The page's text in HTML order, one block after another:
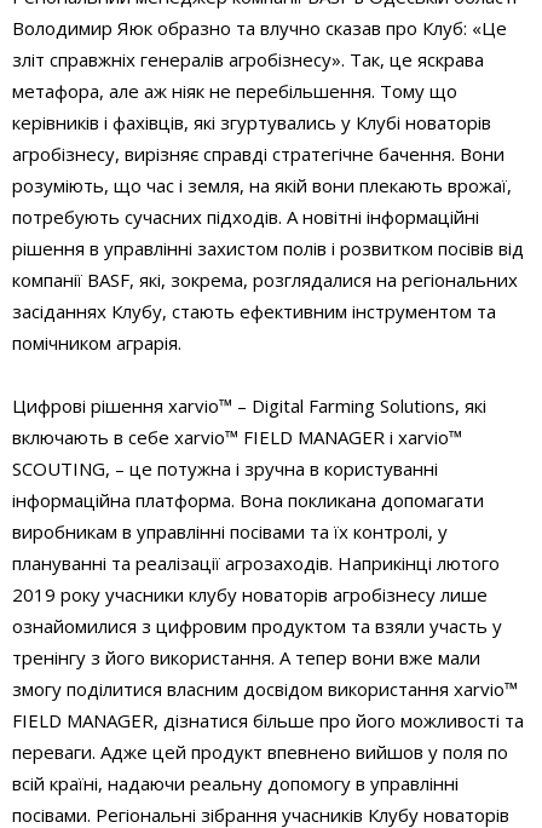
Володимир Яюк образно та влучно сказав про Клуб: «Це
зліт справжніх генералів агробізнесу». Так, це яскрава
метафора, але аж ніяк не перебільшення. Тому що
керівників і фахівців, які згуртувались у Клубі новаторів
агробізнесу, вирізняє справді стратегічне бачення. Вони
розуміють, що час і земля, на якій вони плекають врожаї,
потребують сучасних підходів. А новітні інформаційні
рішення в управлінні захистом полів і розвитком посівів від
компанії BASF, які, зокрема, розглядалися на регіональних
засіданнях Клубу, стають ефективним інструментом та
помічником аграрія.
Цифрові рішення xarvio™ – Digital Farming Solutions, які
включають в себе xarvio™ FIELD MANAGER і хarvio™
SCOUTING, – це потужна і зручна в користуванні
інформаційна платформа. Вона покликана допомагати
виробникам в управлінні посівами та їх контролі, у
плануванні та реалізації агрозаходів. Наприкінці лютого
2019 року учасники клубу новаторів агробізнесу лише
ознайомилися з цифровим продуктом та взяли участь у
тренінгу з його використання. А тепер вони вже мали
змогу поділитися власним досвідом використання xarvio™
FIELD MANAGER, дізнатися більше про його можливості та
переваги. Адже цей продукт впевнено вийшов у поля по
всій країні, надаючи реальну допомогу в управлінні
посівами. Регіональні зібрання учасників Клубу новаторів